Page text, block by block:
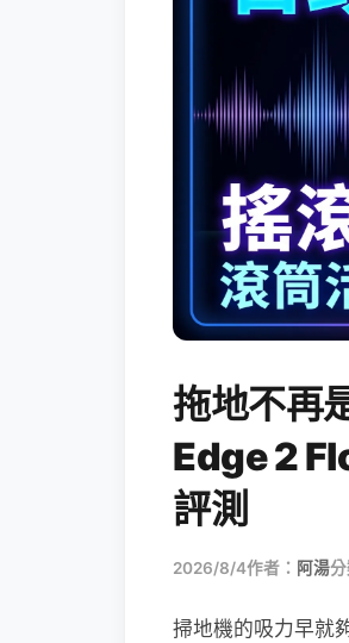
拖地不再
Edge 2
評測
2026/8/4作者： 阿湯分
掃地機的吸力早就